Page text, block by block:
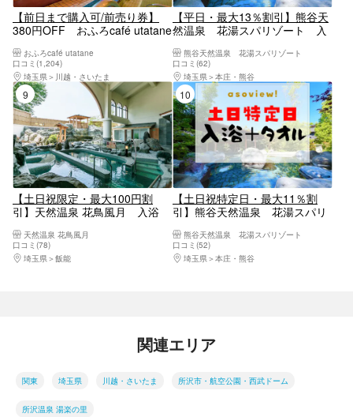
【前日まで購入可/前売り券】
380円OFF おふろcafé utatane
おふろcafé utatane
口コミ(1,204)
埼玉県
川越・さいたま
【平日・最大13％割引】熊谷天
然温泉 花湯スパリゾート 入
ト）熊谷天然温泉 花湯スパリゾート
口コミ(62)
埼玉県
本庄・熊谷
【土日祝限定・最大100円割
引】天然温泉 花鳥風月 入浴
のみタオル付）
天然温泉 花鳥風月
口コミ(78)
埼玉県
飯能
10位
【土日祝特定日・最大11％割
引】熊谷天然温泉 花湯スパリ
タオルセット）
熊谷天然温泉 花湯スパリゾート
口コミ(52)
埼玉県
本庄・熊谷
関連エリア
関東 埼玉県 川越・さいたま 所沢市・航空公園・西武ドーム
所沢温泉 湯楽の里